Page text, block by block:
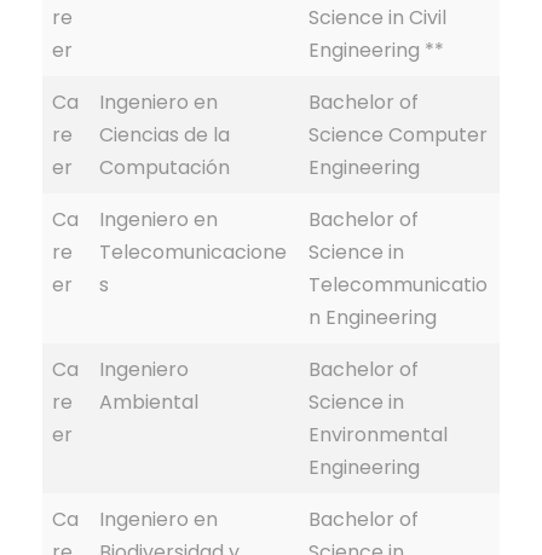
re
er
Science in Civil
Engineering **
Ca
re
er
Ingeniero en
Ciencias de la
Computación
Bachelor of
Science Computer
Engineering
Ca
re
er
Ingeniero en
Telecomunicacione
s
Bachelor of
Science in
Telecommunicatio
n Engineering
Ca
re
er
Ingeniero
Ambiental
Bachelor of
Science in
Environmental
Engineering
Ca
Ingeniero en
Bachelor of